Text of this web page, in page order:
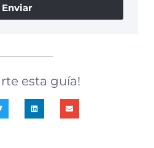
Enviar
esta guía!